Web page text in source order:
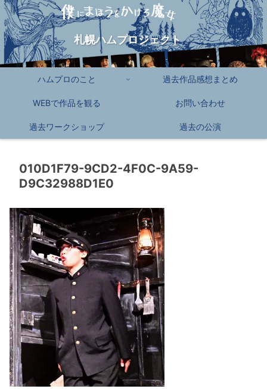
札幌ハムプロジェクト
ハムプロのこと 過去作品感想まとめ
WEBで作品を観る お問い合わせ
過去ワークショップ 過去の公演
010D1F79-9CD2-4F0C-9A59-
D9C32988D1E0